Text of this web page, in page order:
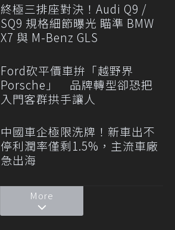
終極三排座對決！Audi Q9 /
SQ9 規格細節曝光 瞄準 BMW
X7 與 M-Benz GLS
Ford砍平價車拚「越野界
Porsche」 品牌轉型卻恐把
入門客群拱手讓人
中國車企極限洗牌！新車出不
停利潤率僅剩1.5%，主流車廠
急出海
More